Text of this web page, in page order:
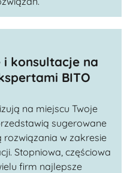
i konsultacje na
BITO
na miejscu Twoje
sugerowane
w zakresie
Stopniowa, częściowa
firm najlepsze